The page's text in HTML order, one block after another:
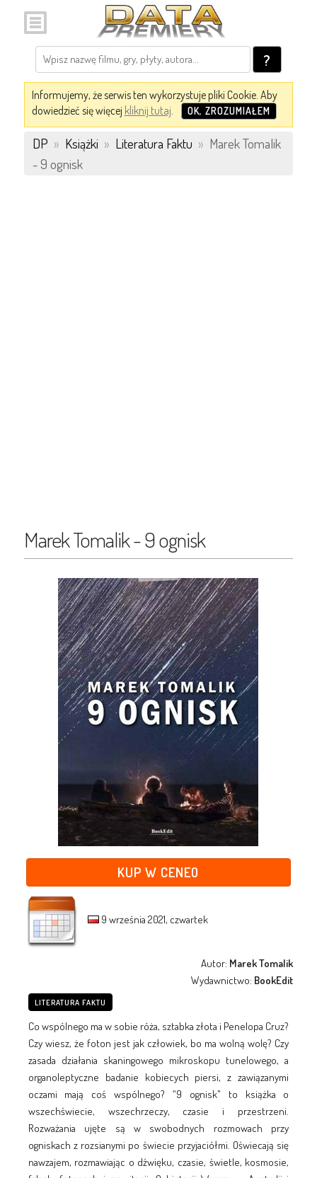
?
Informujemy, że serwis ten wykorzystuje pliki Cookie. Aby
dowiedzieć się więcej kliknij tutaj. OK, ZROZUMIAŁEM
DP » Książki » Literatura Faktu » Marek Tomalik
- 9 ognisk
Marek Tomalik - 9 ognisk
KUP W CENEO
9 września 2021, czwartek
Autor: Marek Tomalik
Wydawnictwo: BookEdit
LITERATURA FAKTU
Co wspólnego ma w sobie róża, sztabka złota i Penelopa Cruz?
Czy wiesz, że foton jest jak człowiek, bo ma wolną wolę? Czy
zasada działania skaningowego mikroskopu tunelowego, a
organoleptyczne badanie kobiecych piersi, z zawiązanymi
oczami mają coś wspólnego? “9 ognisk" to książka o
wszechświecie, wszechrzeczy, czasie i przestrzeni.
Rozważania ujęte są w swobodnych rozmowach przy
ogniskach z rozsianymi po świecie przyjaciółmi. Oświecają się
nawzajem, rozmawiając o dźwięku, czasie, świetle, kosmosie,